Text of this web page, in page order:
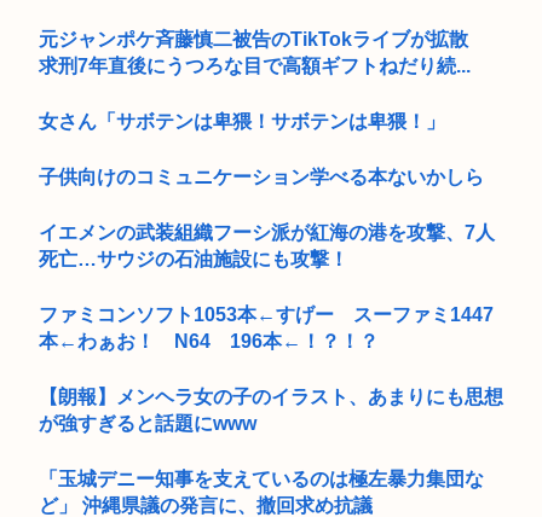
元ジャンポケ斉藤慎二被告のTikTokライブが拡散
求刑7年直後にうつろな目で高額ギフトねだり続...
女さん「サボテンは卑猥！サボテンは卑猥！」
子供向けのコミュニケーション学べる本ないかしら
イエメンの武装組織フーシ派が紅海の港を攻撃、7人
死亡…サウジの石油施設にも攻撃！
ファミコンソフト1053本←すげー スーファミ1447
本←わぁお！ N64 196本←！？！？
【朗報】メンヘラ女の子のイラスト、あまりにも思想
が強すぎると話題にwww
「玉城デニー知事を支えているのは極左暴力集団な
ど」 沖縄県議の発言に、撤回求め抗議